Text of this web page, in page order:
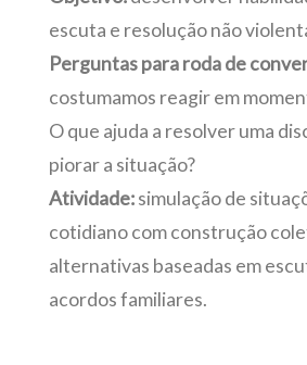
escuta e resolução não
Perguntas para roda de
costumamos reagir em
O que ajuda a resolver uma
piorar a situação?
Atividade:simulação de
cotidiano com construção
alternativas baseadas em
acordos familiares.